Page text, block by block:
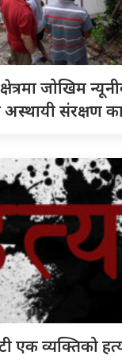
जोखिम
अस्थायी संरक्षण
एक व्यक्तिको